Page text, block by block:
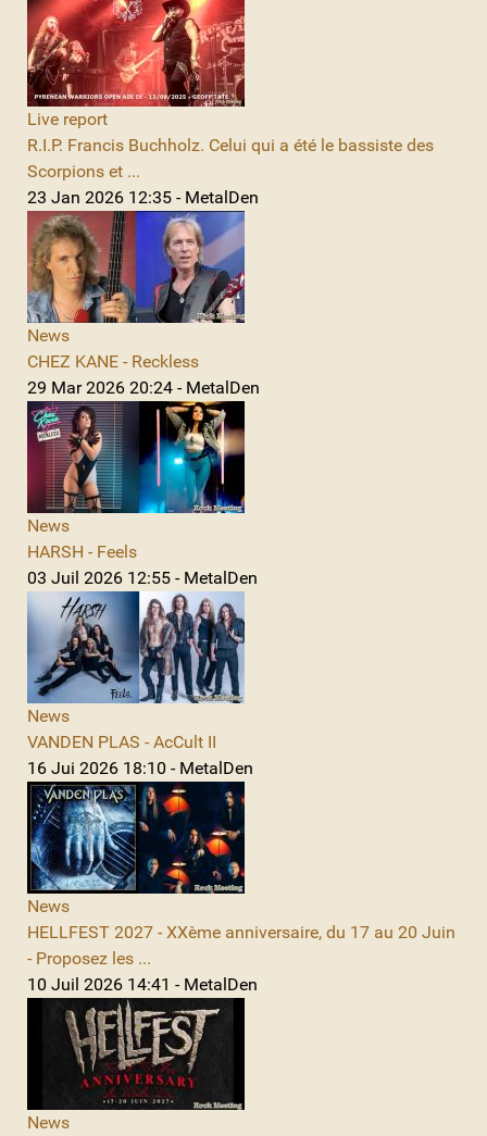
Live report
R.I.P. Francis Buchholz. Celui qui a été le bassiste des
Scorpions et ...
23 Jan 2026 12:35 - MetalDen
News
CHEZ KANE - Reckless
29 Mar 2026 20:24 - MetalDen
News
HARSH - Feels
03 Juil 2026 12:55 - MetalDen
News
VANDEN PLAS - AcCult II
16 Jui 2026 18:10 - MetalDen
News
HELLFEST 2027 - XXème anniversaire, du 17 au 20 Juin
- Proposez les ...
10 Juil 2026 14:41 - MetalDen
News